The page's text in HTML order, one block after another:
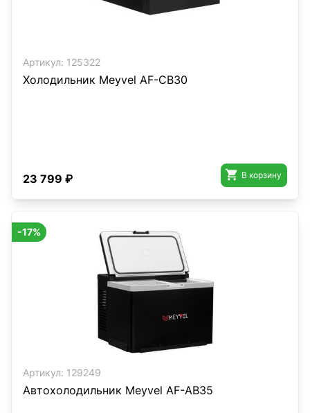
Артикул: 125322
Холодильник Meyvel AF-CB30
23 799 ₽  В корзину
Артикул: 129249
Автохолодильник Meyvel AF-AB35
-17%